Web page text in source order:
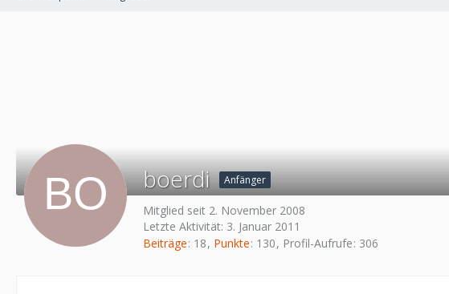
boerdi Anfänger
Mitglied seit 2. November 2008
Letzte Aktivität: 3. Januar 2011
Beiträge 18 Punkte 130 Profil-Aufrufe 306